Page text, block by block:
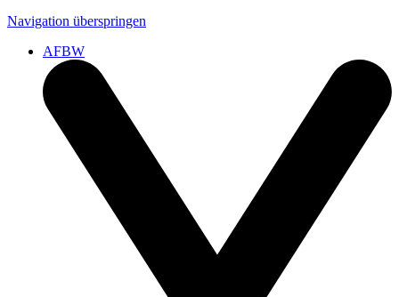
Navigation überspringen
AFBW